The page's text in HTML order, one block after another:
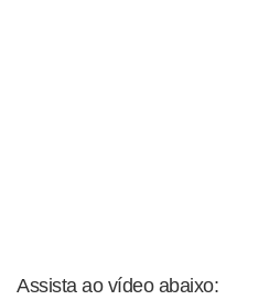
Assista ao vídeo abaixo: